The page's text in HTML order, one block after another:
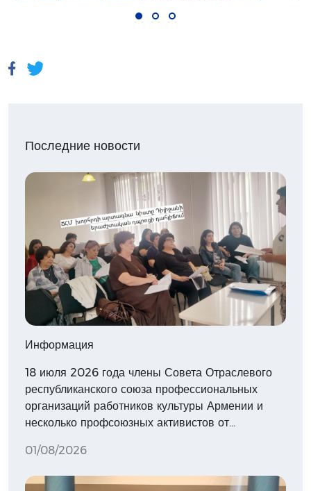
Последние новости
Информация
18 июля 2026 года члены Совета Отраслевого
республиканского союза профессиональных
организаций работников культуры Армении и
несколько профсоюзных активистов от…
01/08/2026